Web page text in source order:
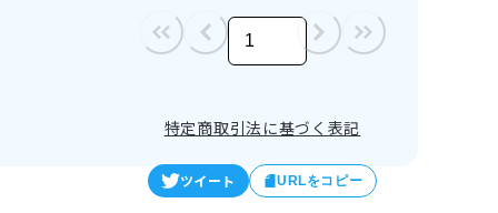
ツイート URLをコピー
特定商取引法に基づく表記